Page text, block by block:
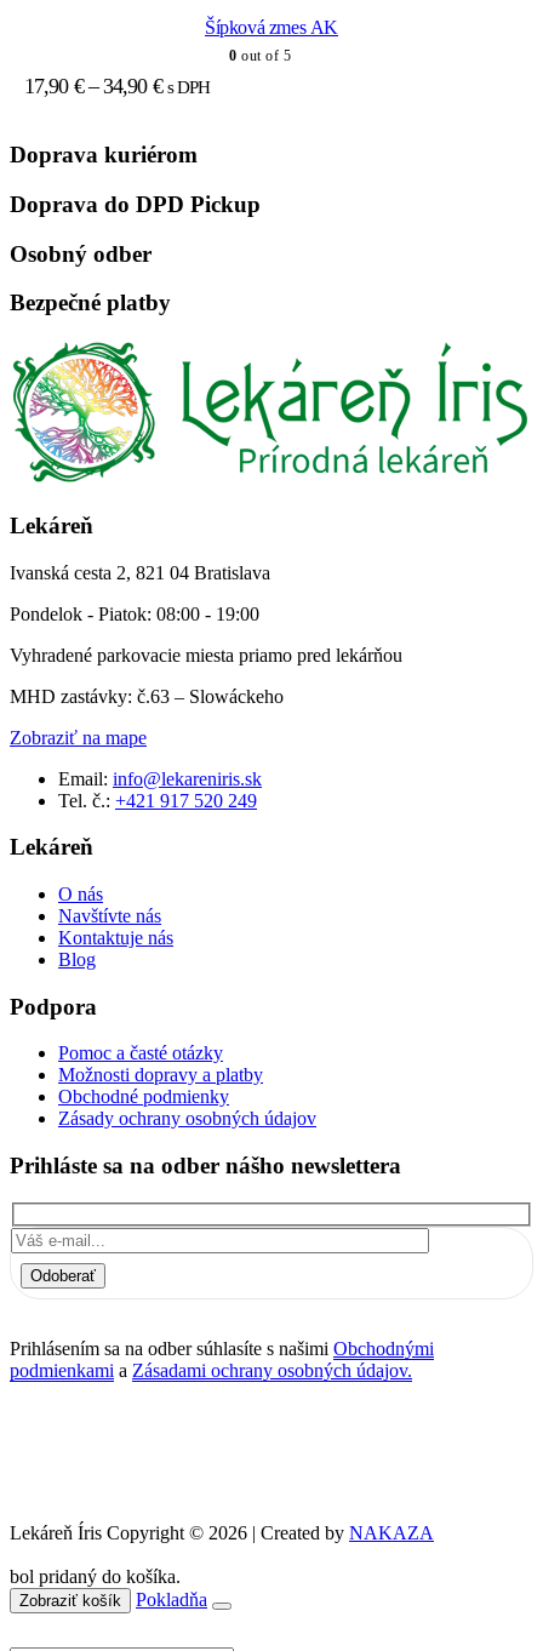
stránke
produktu.
Šípková zmes AK
0 out of 5
17,90 € – 34,90 €Price
through
s DPH
Doprava kuriérom
Doprava do DPD Pickup
Osobný odber
Bezpečné platby
Lekáreň
Ivanská cesta 2, 821 04 Bratislava
Pondelok - Piatok: 08:00 - 19:00
Vyhradené parkovacie miesta priamo pred lekárňou
MHD zastávky: č.63 – Slowáckeho
Zobraziť na mape
Email: info@lekareniris.sk
Tel. č.: +421 917 520 249
Lekáreň
O nás
Navštívte nás
Kontaktuje nás
Blog
Podpora
Pomoc a časté otázky
Možnosti dopravy a platby
Obchodné podmienky
Zásady ochrany osobných údajov
Prihláste sa na odber nášho newslettera
Odoberať
Prihlásením sa na odber súhlasíte s našimi Obchodnými
podmienkami a Zásadami ochrany osobných údajov.
Lekáreň Íris Copyright © 2026 | Created by NAKAZA
bol pridaný do košíka.
Zobraziť košík Pokladňa